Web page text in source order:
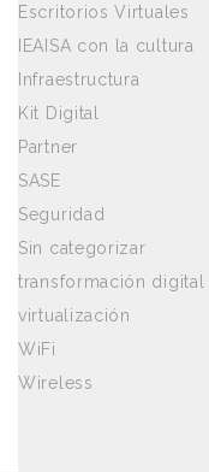
Escritorios Virtuales
IEAISA con la cultura
Infraestructura
Kit Digital
Partner
SASE
Seguridad
Sin categorizar
transformación digital
virtualización
WiFi
Wireless